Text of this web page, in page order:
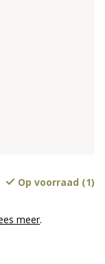
Op voorraad (1)
meer.